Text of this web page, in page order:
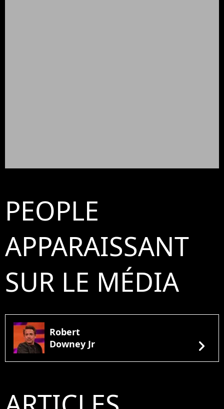
PEOPLE
APPARAISSANT
SUR LE MÉDIA
Robert
Downey Jr
chevron_right